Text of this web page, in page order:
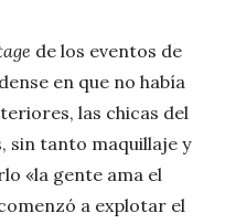
de los eventos de
en que no había
las chicas del
sin tanto maquillaje y
«la gente ama el
a explotar el